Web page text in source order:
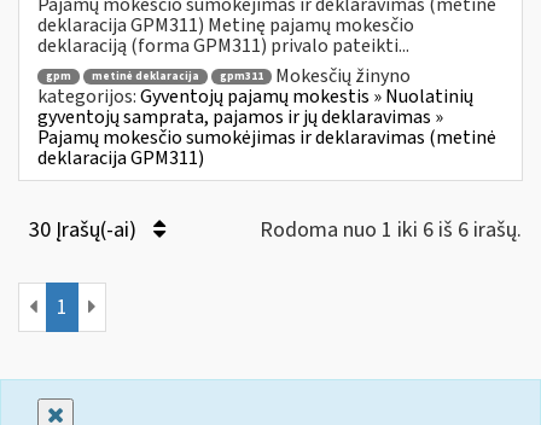
deklaracija GPM311) Metinę pajamų mokesčio
deklaraciją (forma GPM311) privalo pateikti...
gpm metinė deklaracija gpm311
Mokesčių žinyno
kategorijos:Gyventojų pajamų mokestis » Nuolatinių
gyventojų samprata, pajamos ir jų deklaravimas »
Pajamų mokesčio sumokėjimas ir deklaravimas (metinė
deklaracija GPM311)
30 Įrašų(-ai) Rodoma nuo 1 iki 6 iš 6 irašų.
1